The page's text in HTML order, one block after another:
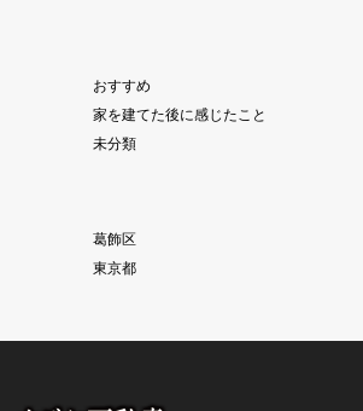
おすすめ
家を建てた後に感じたこと
未分類
葛飾区
東京都